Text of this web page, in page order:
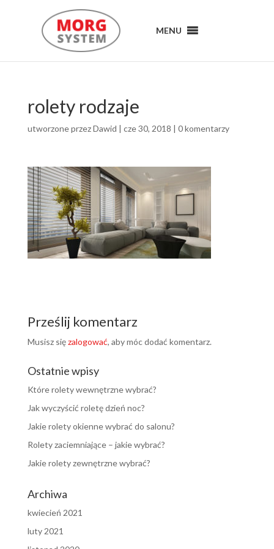
MENU
rolety rodzaje
utworzone przezDawid | cze 30, 2018 | 0 komentarzy
Prześlij komentarz
Musisz sięzalogować, aby móc dodać komentarz.
Ostatnie wpisy
Które rolety wewnętrzne wybrać?
Jak wyczyścić roletę dzień noc?
Jakie rolety okienne wybrać do salonu?
Rolety zaciemniające – jakie wybrać?
Jakie rolety zewnętrzne wybrać?
Archiwa
kwiecień 2021
luty 2021